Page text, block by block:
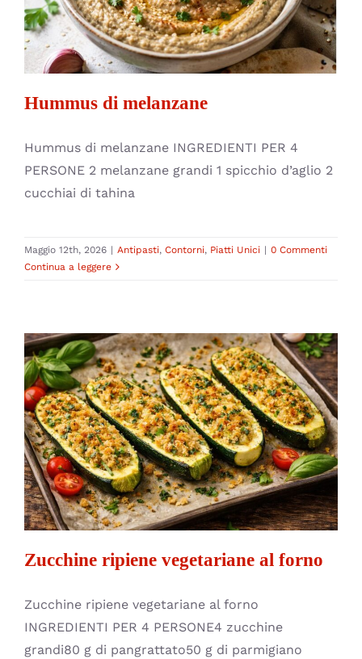
Antipasti Contorni Piatti Unici
Hummus di melanzane
Hummus di melanzane INGREDIENTI PER 4
PERSONE 2 melanzane grandi 1 spicchio d’aglio 2
cucchiai di tahina
Maggio 12th, 2026 | Antipasti, Contorni, Piatti Unici | 0 Commenti
Continua a leggere
Zucchine ripiene vegetariane al forno
Antipasti Contorni Piatti Unici Secondi
Zucchine ripiene vegetariane al forno
Zucchine ripiene vegetariane al forno
INGREDIENTI PER 4 PERSONE4 zucchine
grandi80 g di pangrattato50 g di parmigiano